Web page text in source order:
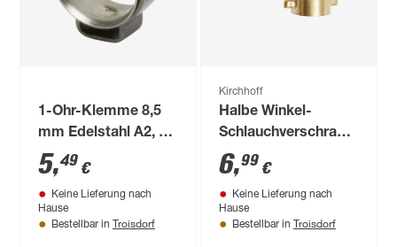
1-Ohr-Klemme 8,5
mm Edelstahl A2, 3
Stück
5,49 €
Keine Lieferung nach
Hause
Bestellbar in Troisdorf
Kirchhoff
Halbe Winkel-
Schlauchverschraubung
Messing blank 3/4"
M x 3/8" T
6,99 €
Keine Lieferung nach
Hause
Bestellbar in Troisdorf